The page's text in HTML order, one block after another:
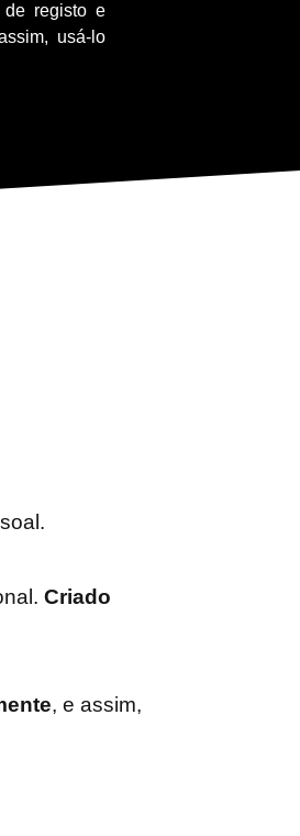
de registo e
usá-lo
Criado
, e assim,